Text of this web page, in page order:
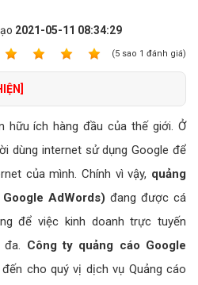
2021-05-11 08:34:29
(5 sao 1 đánh giá)
hữu ích hàng đầu của thế giới. Ở
dùng internet sử dụng Google để
của mình. Chính vì vậy, quảng
AdWords) đang được cá
để việc kinh doanh trực tuyến
Công ty quảng cáo Google
cho quý vị dịch vụ Quảng cáo